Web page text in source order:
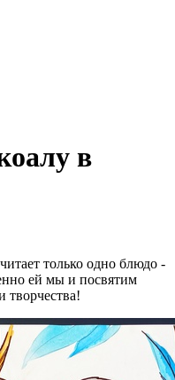
в
только одно блюдо -
ей мы и посвятим
творчества!